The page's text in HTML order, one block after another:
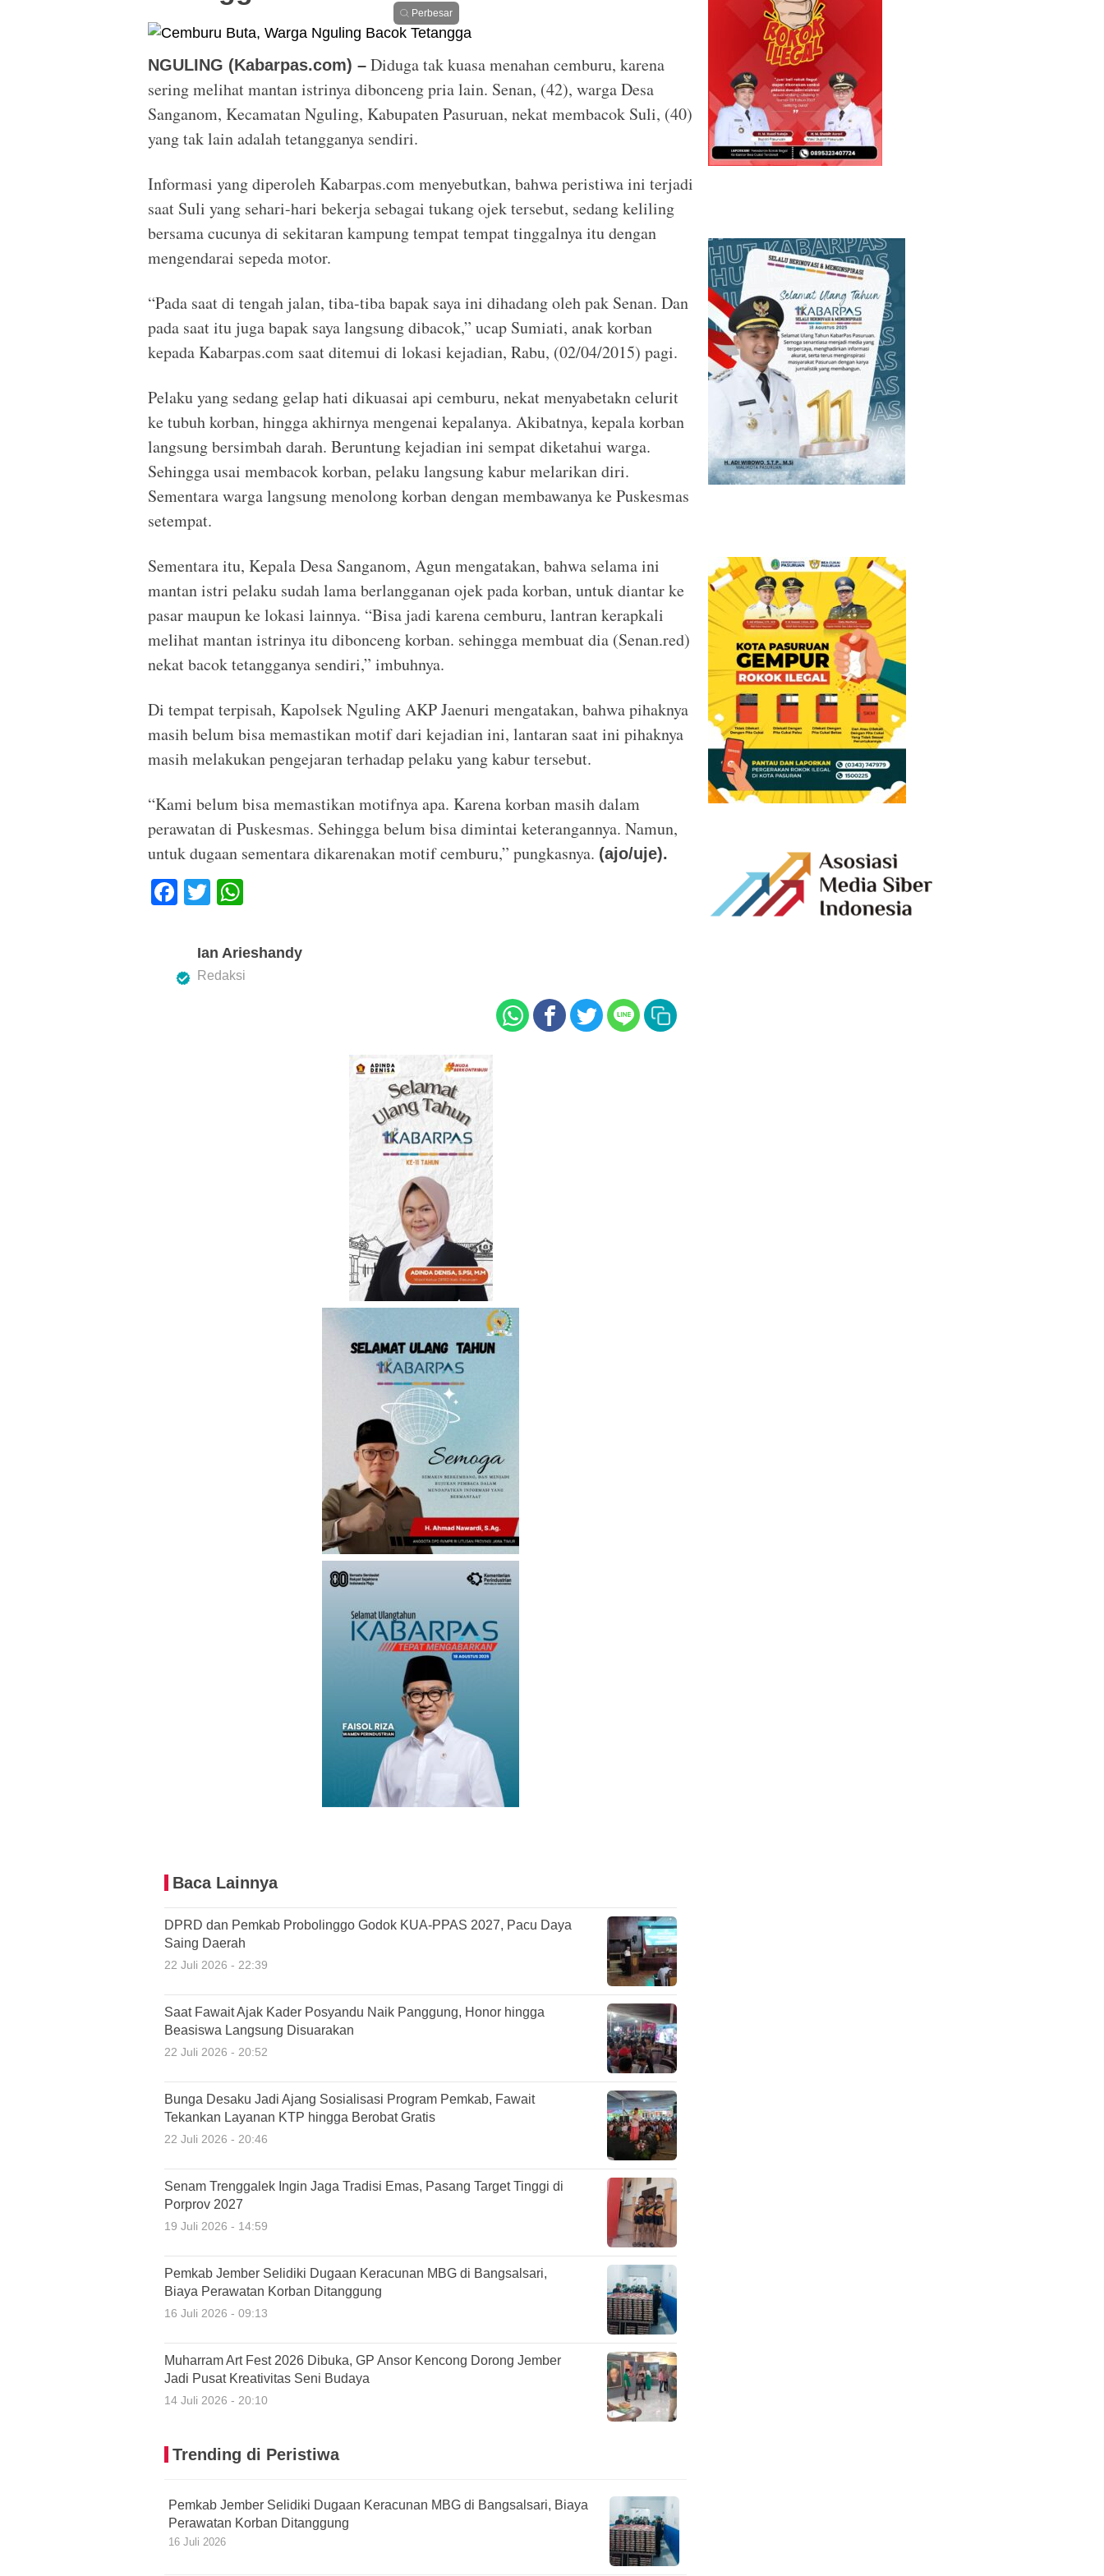
Perbesar
NGULING (Kabarpas.com) – Diduga tak kuasa menahan cemburu, karena
sering melihat mantan istrinya dibonceng pria lain. Senan, (42), warga Desa
Sanganom, Kecamatan Nguling, Kabupaten Pasuruan, nekat membacok Suli, (40)
yang tak lain adalah tetangganya sendiri.
Informasi yang diperoleh Kabarpas.com menyebutkan, bahwa peristiwa ini terjadi
saat Suli yang sehari-hari bekerja sebagai tukang ojek tersebut, sedang keliling
bersama cucunya di sekitaran kampung tempat tempat tinggalnya itu dengan
mengendarai sepeda motor.
“Pada saat di tengah jalan, tiba-tiba bapak saya ini dihadang oleh pak Senan. Dan
pada saat itu juga bapak saya langsung dibacok,” ucap Sumiati, anak korban
kepada Kabarpas.com saat ditemui di lokasi kejadian, Rabu, (02/04/2015) pagi.
Pelaku yang sedang gelap hati dikuasai api cemburu, nekat menyabetakn celurit
ke tubuh korban, hingga akhirnya mengenai kepalanya. Akibatnya, kepala korban
langsung bersimbah darah. Beruntung kejadian ini sempat diketahui warga.
Sehingga usai membacok korban, pelaku langsung kabur melarikan diri.
Sementara warga langsung menolong korban dengan membawanya ke Puskesmas
setempat.
Sementara itu, Kepala Desa Sanganom, Agun mengatakan, bahwa selama ini
mantan istri pelaku sudah lama berlangganan ojek pada korban, untuk diantar ke
pasar maupun ke lokasi lainnya. “Bisa jadi karena cemburu, lantran kerapkali
melihat mantan istrinya itu dibonceng korban. sehingga membuat dia (Senan.red)
nekat bacok tetangganya sendiri,” imbuhnya.
Di tempat terpisah, Kapolsek Nguling AKP Jaenuri mengatakan, bahwa pihaknya
masih belum bisa memastikan motif dari kejadian ini, lantaran saat ini pihaknya
masih melakukan pengejaran terhadap pelaku yang kabur tersebut.
“Kami belum bisa memastikan motifnya apa. Karena korban masih dalam
perawatan di Puskesmas. Sehingga belum bisa dimintai keterangannya. Namun,
untuk dugaan sementara dikarenakan motif cemburu,” pungkasnya. (ajo/uje).
F
e
T
tt
er
at
s
Ian Arieshandy
Redaksi
Baca Lainnya
DPRD dan Pemkab Probolinggo Godok KUA-PPAS 2027, Pacu Daya
Saing Daerah
22 Juli 2026 - 22:39
Saat Fawait Ajak Kader Posyandu Naik Panggung, Honor hingga
Beasiswa Langsung Disuarakan
22 Juli 2026 - 20:52
Bunga Desaku Jadi Ajang Sosialisasi Program Pemkab, Fawait
Tekankan Layanan KTP hingga Berobat Gratis
22 Juli 2026 - 20:46
Senam Trenggalek Ingin Jaga Tradisi Emas, Pasang Target Tinggi di
Porprov 2027
19 Juli 2026 - 14:59
Pemkab Jember Selidiki Dugaan Keracunan MBG di Bangsalsari,
Biaya Perawatan Korban Ditanggung
16 Juli 2026 - 09:13
Muharram Art Fest 2026 Dibuka, GP Ansor Kencong Dorong Jember
Jadi Pusat Kreativitas Seni Budaya
14 Juli 2026 - 20:10
Trending di Peristiwa
Pemkab Jember Selidiki Dugaan Keracunan MBG di Bangsalsari, Biaya
Perawatan Korban Ditanggung
16 Juli 2026